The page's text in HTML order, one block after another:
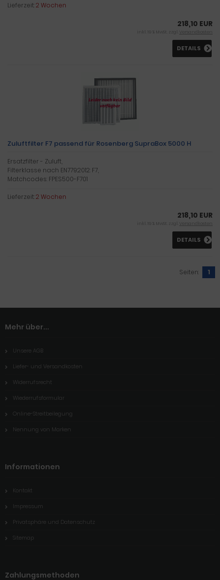
Lieferzeit:2 Wochen
218,10 EUR
inkl. 19 % MwSt. zzgl. Versandkosten
DETAILS
Zuluftfilter F7 passend für Rosenberg SupraBox 5000 H
Ersatzfilter - Zuluft,
Filterklasse nach EN779:2012: F7,
Matchcodes: FPES500-F701
Lieferzeit:2 Wochen
218,10 EUR
inkl. 19 % MwSt. zzgl. Versandkosten
DETAILS
Seiten: 1
Mehr über...
Unsere AGB
Liefer- und Versandkosten
Widerrufsrecht
Wiederrufsformular
Online-Streitbeilegung
Nennung von Marken
Informationen
Kontakt
Impressum
Privatsphäre und Datenschutz
Sitemap
Zahlungsmethoden